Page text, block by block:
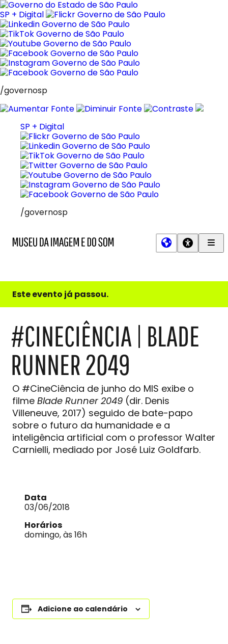
Pular
para
o
conteúdo
SP + Digital
/governosp
SP + Digital
/governosp
e
do
Este evento já passou.
#CINECIÊNCIA | BLADE
RUNNER 2049
O #CineCiência de junho do MIS exibe o
filme Blade Runner 2049 (dir. Denis
Villeneuve, 2017) seguido de bate-papo
sobre o futuro da humanidade e a
inteligência artificial com o professor Walter
Carnielli, mediado por José Luiz Goldfarb.
Data
03/06/2018
Horários
domingo, às 16h
Adicione ao calendário